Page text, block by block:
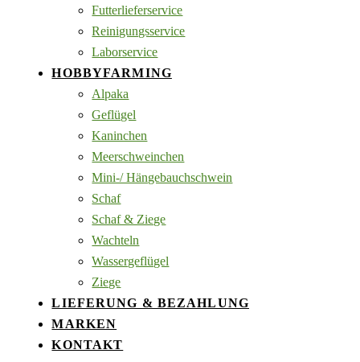
Futterlieferservice
Reinigungsservice
Laborservice
HOBBYFARMING
Alpaka
Geflügel
Kaninchen
Meerschweinchen
Mini-/ Hängebauchschwein
Schaf
Schaf & Ziege
Wachteln
Wassergeflügel
Ziege
LIEFERUNG & BEZAHLUNG
MARKEN
KONTAKT